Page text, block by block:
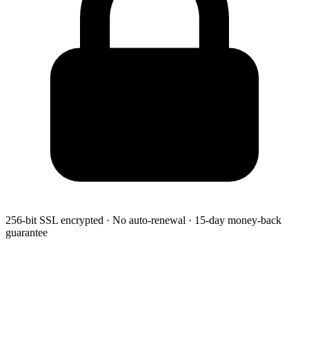
256-bit SSL encrypted · No auto-renewal · 15-day money-back
guarantee